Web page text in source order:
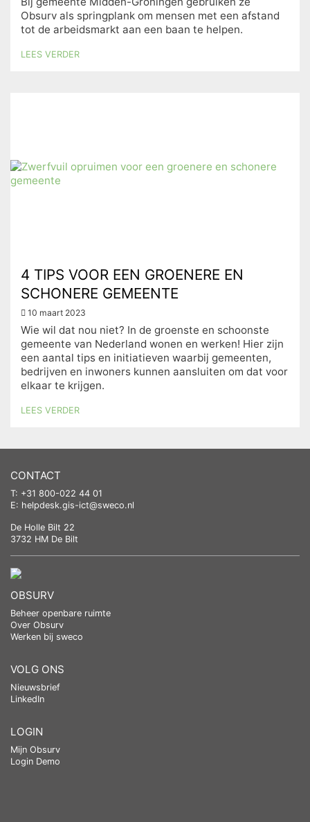
Obsurv als springplank om mensen met een afstand
tot de arbeidsmarkt aan een baan te helpen.
LEES VERDER
4 TIPS VOOR EEN GROENERE EN
SCHONERE GEMEENTE
10 maart 2023
Wie wil dat nou niet? In de groenste en schoonste
gemeente van Nederland wonen en werken! Hier zijn
een aantal tips en initiatieven waarbij gemeenten,
bedrijven en inwoners kunnen aansluiten om dat voor
elkaar te krijgen.
LEES VERDER
CONTACT
T: +31 800-022 44 01
E: helpdesk.gis-ict@sweco.nl
De Holle Bilt 22
3732 HM De Bilt
OBSURV
Beheer openbare ruimte
Over Obsurv
Werken bij sweco
VOLG ONS
Nieuwsbrief
LinkedIn
LOGIN
Mijn Obsurv
Login Demo